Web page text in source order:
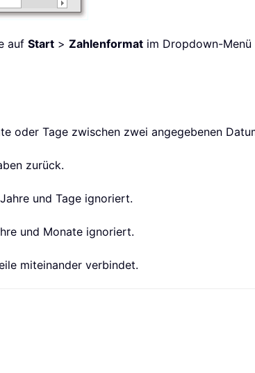
auf Start > Zahlenformat im Dropdown-
oder Tage zwischen zwei angegebenen
zurück.
und Tage ignoriert.
und Monate ignoriert.
miteinander verbindet.